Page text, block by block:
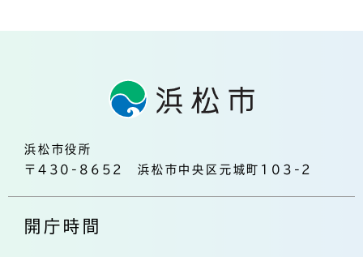
浜松市役所
〒430-8652 浜松市中央区元城町103-2
開庁時間